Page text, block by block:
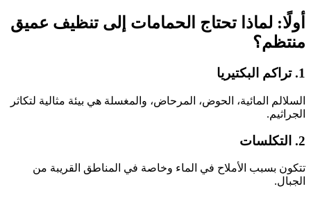
أولًا: لماذا تحتاج الحمامات إلى تنظيف عميق
منتظم؟
1. تراكم البكتيريا
السلالم المائية، الحوض، المرحاض، والمغسلة هي بيئة مثالية لتكاثر
الجراثيم.
2. التكلسات
تتكون بسبب الأملاح في الماء وخاصة في المناطق القريبة من
الجبال.